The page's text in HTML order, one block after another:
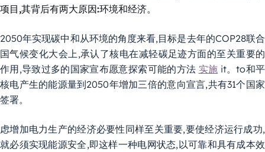
项目,其背后有两大原因:环境和经济。
2050年实现碳中和从环境的角度来看,目标是去年的COP28联合
国气候变化大会上,承认了核电在减轻碳足迹方面的至关重要的
作用,导致过多的国家宣布愿意探索可能的方法 实施 it。to和平
核电产生的能源量到2050年增加三倍的意向宣言,共有31个国家
签署。
虑增加电力生产的经济必要性同样至关重要,要使经济运行成功,
就必须实现能源安全,即这样一种电网状态,以可靠和具有成本效